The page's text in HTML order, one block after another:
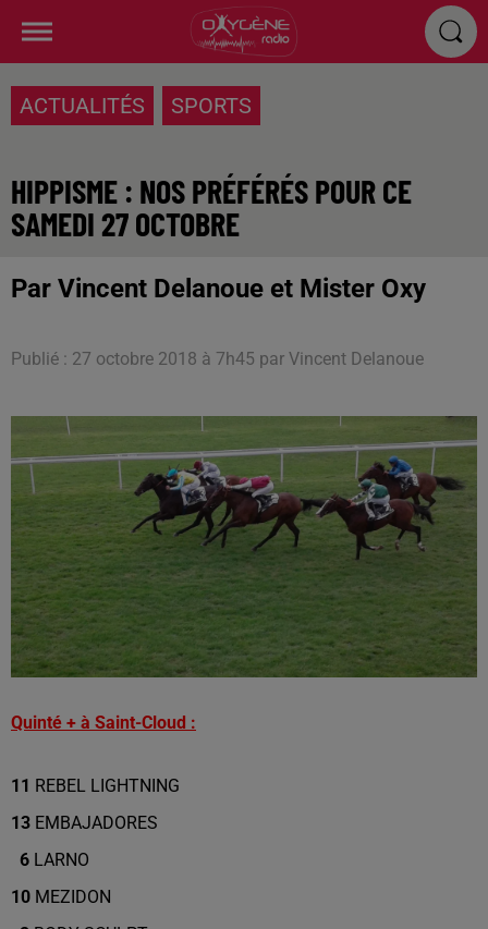
ACTUALITÉS SPORTS
HIPPISME : NOS PRÉFÉRÉS POUR CE
SAMEDI 27 OCTOBRE
Par Vincent Delanoue et Mister Oxy
Publié : 27 octobre 2018 à 7h45 par Vincent Delanoue
Quinté + à Saint-Cloud :
11 REBEL LIGHTNING
13 EMBAJADORES
6 LARNO
10 MEZIDON